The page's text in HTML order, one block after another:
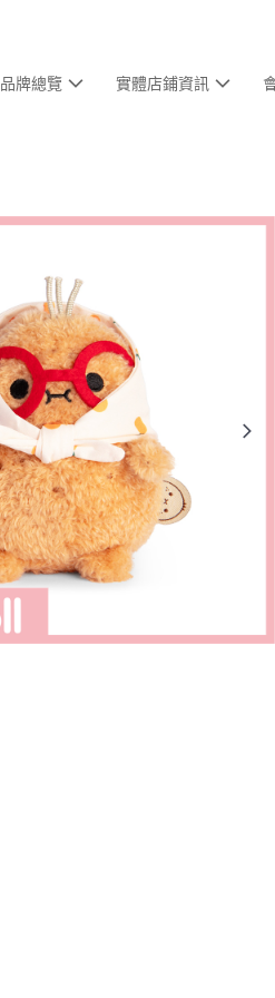
品牌總覽 實體店鋪資訊